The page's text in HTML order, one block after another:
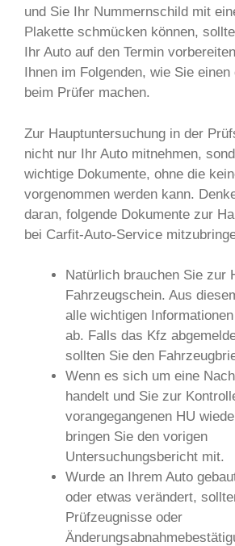
und Sie Ihr Nummernschild mit
Plakette schmücken können,
Ihr Auto auf den Termin
Ihnen im Folgenden, wie Sie
beim Prüfer machen.
Zur Hauptuntersuchung in der
nicht nur Ihr Auto mitnehmen,
wichtige Dokumente, ohne die
vorgenommen werden kann.
daran, folgende Dokumente zur
bei Carfit-Auto-Service
Natürlich brauchen Sie zur
Fahrzeugschein. Aus
alle wichtigen
ab. Falls das Kfz
sollten Sie den
Wenn es sich um eine
handelt und Sie zur
vorangegangenen HU
bringen Sie den vorigen
Untersuchungsbericht mit.
Wurde an Ihrem Auto
oder etwas verändert,
Prüfzeugnisse oder